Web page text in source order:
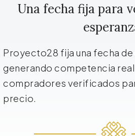
Una fecha fija para
Proyecto28 fija una fecha de
generando competencia
compradores verificados
precio.